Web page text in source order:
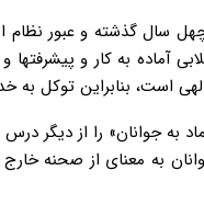
چهل سال گذشته و عبور
آماده به کار و
است، بنابراین توکل به
به جوانان» را از دیگر
به معنای از صحنه